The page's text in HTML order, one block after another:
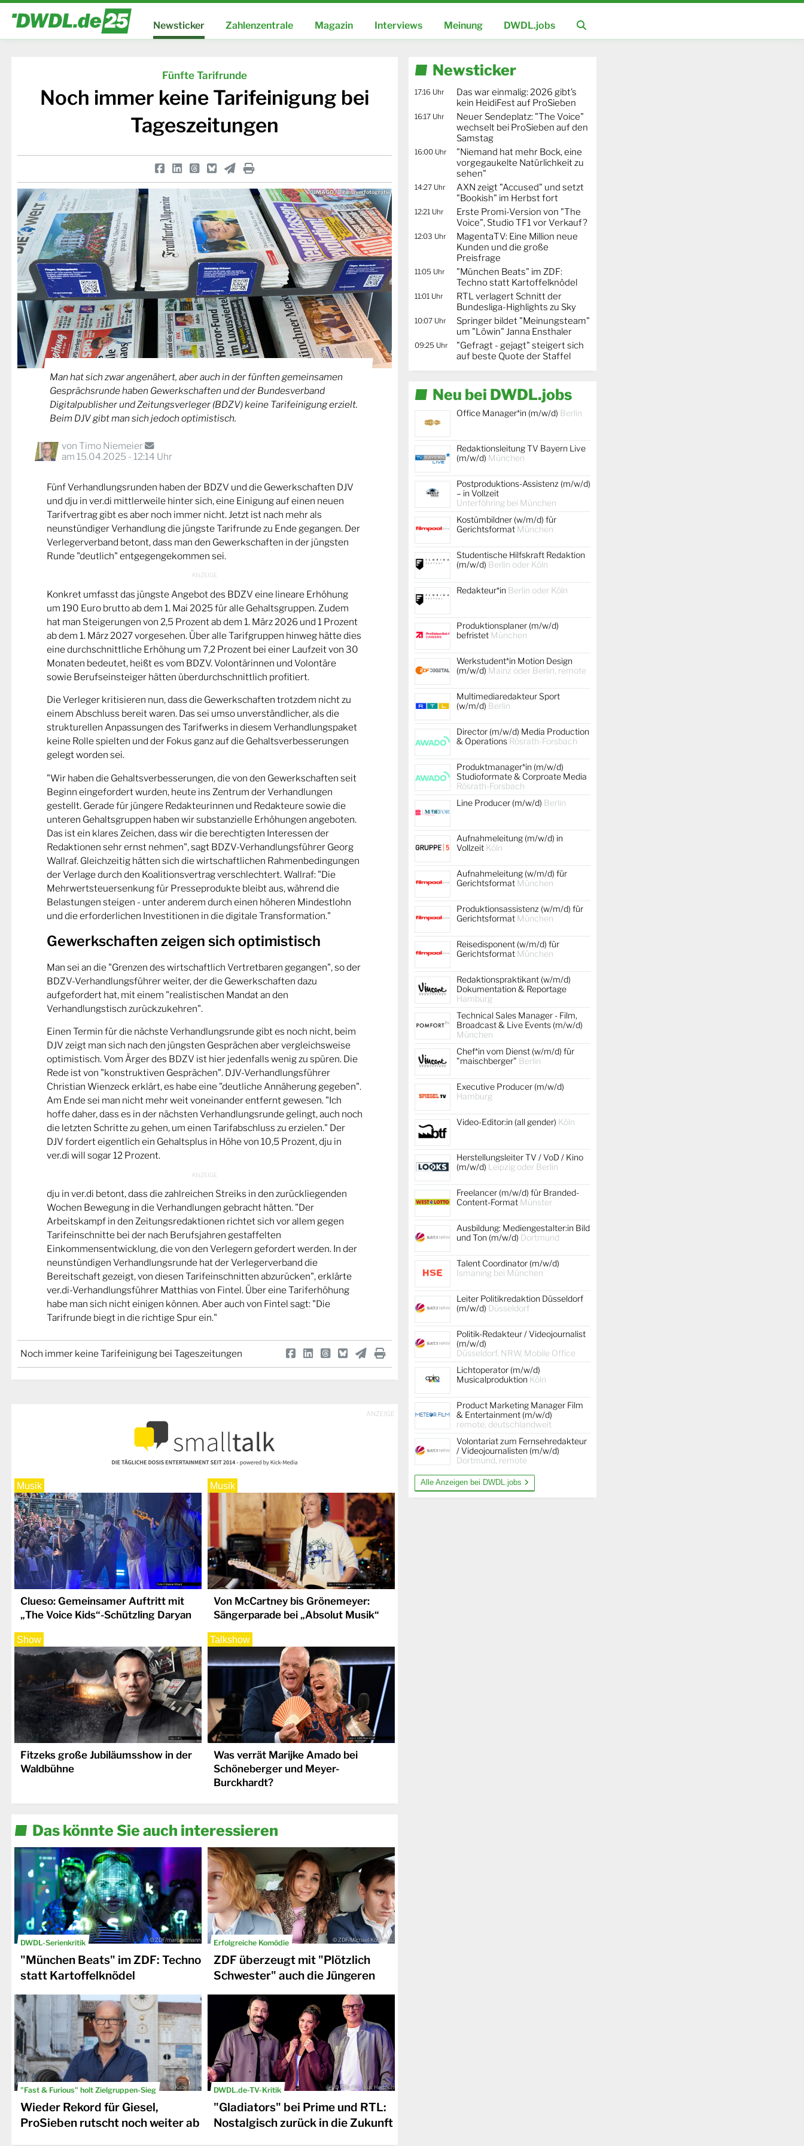
Newsticker Zahlenzentrale Magazin Interviews Meinung DWDL.jobs
Fünfte Tarifrunde
Noch immer keine Tarifeinigung bei
Tageszeitungen
© IMAGO / Bihlmayerfotografie
Man hat sich zwar angenähert, aber auch in der fünften gemeinsamen
Gesprächsrunde haben Gewerkschaften und der Bundesverband
Digitalpublisher und Zeitungsverleger (BDZV) keine Tarifeinigung erzielt.
Beim DJV gibt man sich jedoch optimistisch.
von Timo Niemeier
am 15.04.2025 - 12:14 Uhr
Fünf Verhandlungsrunden haben der BDZV und die Gewerkschaften DJV
und dju in ver.di mittlerweile hinter sich, eine Einigung auf einen neuen
Tarifvertrag gibt es aber noch immer nicht. Jetzt ist nach mehr als
neunstündiger Verhandlung die jüngste Tarifrunde zu Ende gegangen. Der
Verlegerverband betont, dass man den Gewerkschaften in der jüngsten
Runde "deutlich" entgegengekommen sei.
Konkret umfasst das jüngste Angebot des BDZV eine lineare Erhöhung
um 190 Euro brutto ab dem 1. Mai 2025 für alle Gehaltsgruppen. Zudem
hat man Steigerungen von 2,5 Prozent ab dem 1. März 2026 und 1 Prozent
ab dem 1. März 2027 vorgesehen. Über alle Tarifgruppen hinweg hätte dies
eine durchschnittliche Erhöhung um 7,2 Prozent bei einer Laufzeit von 30
Monaten bedeutet, heißt es vom BDZV. Volontärinnen und Volontäre
sowie Berufseinsteiger hätten überdurchschnittlich profitiert.
Die Verleger kritisieren nun, dass die Gewerkschaften trotzdem nicht zu
einem Abschluss bereit waren. Das sei umso unverständlicher, als die
strukturellen Anpassungen des Tarifwerks in diesem Verhandlungspaket
keine Rolle spielten und der Fokus ganz auf die Gehaltsverbesserungen
gelegt worden sei.
"Wir haben die Gehaltsverbesserungen, die von den Gewerkschaften seit
Beginn eingefordert wurden, heute ins Zentrum der Verhandlungen
gestellt. Gerade für jüngere Redakteurinnen und Redakteure sowie die
unteren Gehaltsgruppen haben wir substanzielle Erhöhungen angeboten.
Das ist ein klares Zeichen, dass wir die berechtigten Interessen der
Redaktionen sehr ernst nehmen", sagt BDZV-Verhandlungsführer Georg
Wallraf. Gleichzeitig hätten sich die wirtschaftlichen Rahmenbedingungen
der Verlage durch den Koalitionsvertrag verschlechtert. Wallraf: "Die
Mehrwertsteuersenkung für Presseprodukte bleibt aus, während die
Belastungen steigen - unter anderem durch einen höheren Mindestlohn
und die erforderlichen Investitionen in die digitale Transformation."
Gewerkschaften zeigen sich optimistisch
Man sei an die "Grenzen des wirtschaftlich Vertretbaren gegangen", so der
BDZV-Verhandlungsführer weiter, der die Gewerkschaften dazu
aufgefordert hat, mit einem "realistischen Mandat an den
Verhandlungstisch zurückzukehren".
Einen Termin für die nächste Verhandlungsrunde gibt es noch nicht, beim
DJV zeigt man sich nach den jüngsten Gesprächen aber vergleichsweise
optimistisch. Vom Ärger des BDZV ist hier jedenfalls wenig zu spüren. Die
Rede ist von "konstruktiven Gesprächen". DJV-Verhandlungsführer
Christian Wienzeck erklärt, es habe eine "deutliche Annäherung gegeben".
Am Ende sei man nicht mehr weit voneinander entfernt gewesen. "Ich
hoffe daher, dass es in der nächsten Verhandlungsrunde gelingt, auch noch
die letzten Schritte zu gehen, um einen Tarifabschluss zu erzielen." Der
DJV fordert eigentlich ein Gehaltsplus in Höhe von 10,5 Prozent, dju in
ver.di will sogar 12 Prozent.
dju in ver.di betont, dass die zahlreichen Streiks in den zurückliegenden
Wochen Bewegung in die Verhandlungen gebracht hätten. "Der
Arbeitskampf in den Zeitungsredaktionen richtet sich vor allem gegen
Tarifeinschnitte bei der nach Berufsjahren gestaffelten
Einkommensentwicklung, die von den Verlegern gefordert werden. In der
neunstündigen Verhandlungsrunde hat der Verlegerverband die
Bereitschaft gezeigt, von diesen Tarifeinschnitten abzurücken", erklärte
ver.di-Verhandlungsführer Matthias von Fintel. Über eine Tariferhöhung
habe man sich nicht einigen können. Aber auch von Fintel sagt: "Die
Tarifrunde biegt in die richtige Spur ein."
Noch immer keine Tarifeinigung bei Tageszeitungen
ANZEIGE
Musik
Clueso: Gemeinsamer Auftritt mit
„The Voice Kids“-Schützling Daryan
Musik
Von McCartney bis Grönemeyer:
Sängerparade bei „Absolut Musik“
Show
Fitzeks große Jubiläumsshow in der
Waldbühne
Talkshow
Was verrät Marijke Amado bei
Schöneberger und Meyer-
Burckhardt?
Das könnte Sie auch interessieren
DWDL-Serienkritik © ZDF/marc reimann
"München Beats" im ZDF: Techno
statt Kartoffelknödel
Erfolgreiche Komödie © ZDF/Michael Kötschau
ZDF überzeugt mit "Plötzlich
Schwester" auch die Jüngeren
"Fast & Furious" holt Zielgruppen-Sieg © Kabel Eins
Wieder Rekord für Giesel,
ProSieben rutscht noch weiter ab
DWDL.de-TV-Kritik © RTL / Markus Hertrich
"Gladiators" bei Prime und RTL:
Nostalgisch zurück in die Zukunft
Newsticker
17:16 Uhr
Das war einmalig: 2026 gibt’s
kein HeidiFest auf ProSieben
16:17 Uhr
Neuer Sendeplatz: "The Voice"
wechselt bei ProSieben auf den
Samstag
16:00 Uhr
"Niemand hat mehr Bock, eine
vorgegaukelte Natürlichkeit zu
sehen"
14:27 Uhr
AXN zeigt "Accused" und setzt
"Bookish" im Herbst fort
12:21 Uhr
Erste Promi-Version von "The
Voice", Studio TF1 vor Verkauf?
12:03 Uhr
MagentaTV: Eine Million neue
Kunden und die große
Preisfrage
11:05 Uhr
"München Beats" im ZDF:
Techno statt Kartoffelknödel
11:01 Uhr
RTL verlagert Schnitt der
Bundesliga-Highlights zu Sky
10:07 Uhr
Springer bildet "Meinungsteam"
um "Löwin" Janna Ensthaler
09:25 Uhr
"Gefragt - gejagt" steigert sich
auf beste Quote der Staffel
Neu bei DWDL.jobs
Office Manager*in (m/w/d) Berlin
Redaktionsleitung TV Bayern Live
(m/w/d) München
Postproduktions-Assistenz (m/w/d)
– in Vollzeit
Unterföhring bei München
Kostümbildner (w/m/d) für
Gerichtsformat München
Studentische Hilfskraft Redaktion
(m/w/d) Berlin oder Köln
Redakteur*in Berlin oder Köln
Produktionsplaner (m/w/d)
befristet München
Werkstudent*in Motion Design
(m/w/d) Mainz oder Berlin, remote
Multimediaredakteur Sport
(w/m/d) Berlin
Director (m/w/d) Media Production
& Operations Rösrath-Forsbach
Produktmanager*in (m/w/d)
Studioformate & Corproate Media
Rösrath-Forsbach
Line Producer (m/w/d) Berlin
Aufnahmeleitung (m/w/d) in
Vollzeit Köln
Aufnahmeleitung (w/m/d) für
Gerichtsformat München
Produktionsassistenz (w/m/d) für
Gerichtsformat München
Reisedisponent (w/m/d) für
Gerichtsformat München
Redaktionspraktikant (w/m/d)
Dokumentation & Reportage
Hamburg
Technical Sales Manager - Film,
Broadcast & Live Events (m/w/d)
München
Chef*in vom Dienst (w/m/d) für
"maischberger" Berlin
Executive Producer (m/w/d)
Hamburg
Video-Editor:in (all gender) Köln
Herstellungsleiter TV / VoD / Kino
(m/w/d) Leipzig oder Berlin
Freelancer (m/w/d) für Branded-
Content-Format Münster
Ausbildung: Mediengestalter:in Bild
und Ton (m/w/d) Dortmund
Talent Coordinator (m/w/d)
Ismaning bei München
Leiter Politikredaktion Düsseldorf
(m/w/d) Düsseldorf
Politik-Redakteur / Videojournalist
(m/w/d)
Düsseldorf, NRW, Mobile Office
Lichtoperator (m/w/d)
Musicalproduktion Köln
Product Marketing Manager Film
& Entertainment (m/w/d)
remote, deutschlandweit
Volontariat zum Fernsehredakteur
/ Videojournalisten (m/w/d)
Dortmund, remote
Alle Anzeigen bei DWDL.jobs